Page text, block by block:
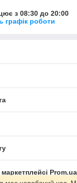
з 08:30 до 20:00
графік роботи
Prom.ua